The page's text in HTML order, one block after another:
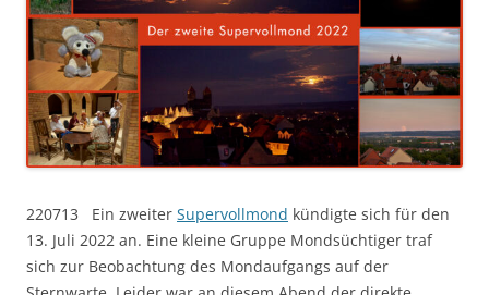
220713 Ein zweiter Supervollmond kündigte sich für den
13. Juli 2022 an. Eine kleine Gruppe Mondsüchtiger traf
sich zur Beobachtung des Mondaufgangs auf der